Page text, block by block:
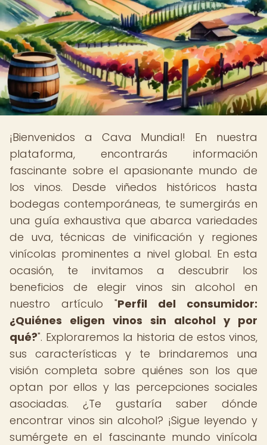
¡Bienvenidos a Cava Mundial! En nuestra
plataforma, encontrarás información
fascinante sobre el apasionante mundo de
los vinos. Desde viñedos históricos hasta
bodegas contemporáneas, te sumergirás en
una guía exhaustiva que abarca variedades
de uva, técnicas de vinificación y regiones
vinícolas prominentes a nivel global. En esta
ocasión, te invitamos a descubrir los
beneficios de elegir vinos sin alcohol en
nuestro artículo "Perfil del consumidor:
¿Quiénes eligen vinos sin alcohol y por
qué?". Exploraremos la historia de estos vinos,
sus características y te brindaremos una
visión completa sobre quiénes son los que
optan por ellos y las percepciones sociales
asociadas. ¿Te gustaría saber dónde
encontrar vinos sin alcohol? ¡Sigue leyendo y
sumérgete en el fascinante mundo vinícola